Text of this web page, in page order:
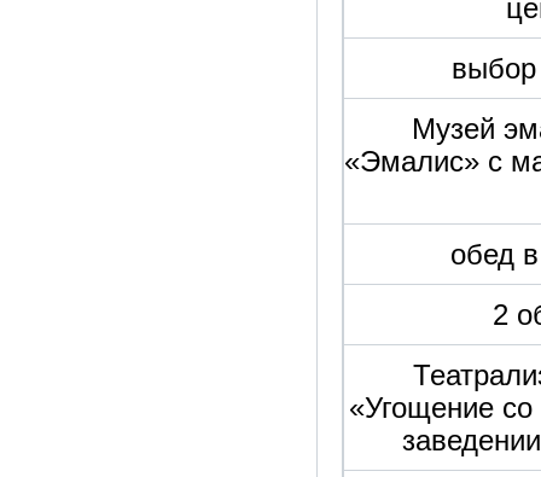
выбор
Музей
«Эмалис» с
обед
2
«Угощение